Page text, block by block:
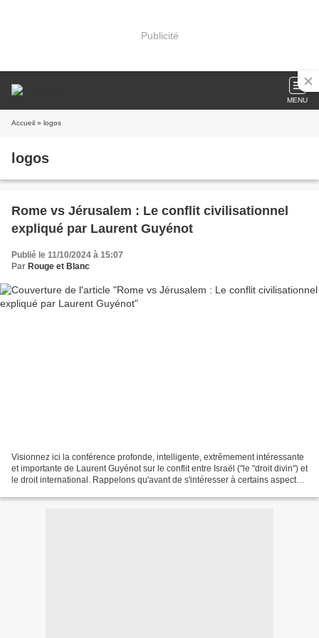
Publicité
MENU
Accueil » logos
logos
Rome vs Jérusalem : Le conflit civilisationnel
expliqué par Laurent Guyénot
Publié le 11/10/2024 à 15:07
Par Rouge et Blanc
Visionnez ici la conférence profonde, intelligente, extrêmement intéressante
et importante de Laurent Guyénot sur le conflit entre Israël ("le "droit divin") et
le droit international. Rappelons qu'avant de s'intéresser à certains aspects